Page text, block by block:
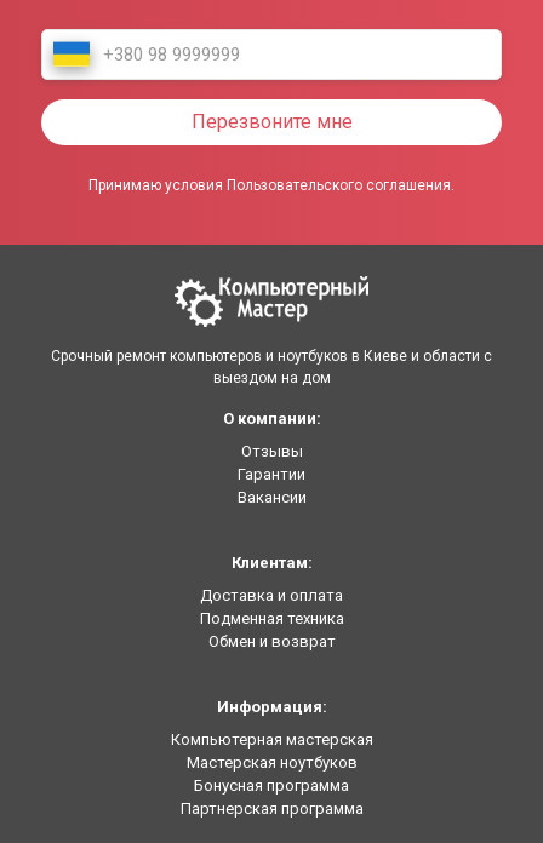
Перезвоните мне
Принимаю условия Пользовательского соглашения.
Срочный ремонт компьютеров и ноутбуков в Киеве и области с
выездом на дом
О компании:
Отзывы
Гарантии
Вакансии
Клиентам:
Доставка и оплата
Подменная техника
Обмен и возврат
Информация:
Компьютерная мастерская
Мастерская ноутбуков
Бонусная программа
Партнерская программа